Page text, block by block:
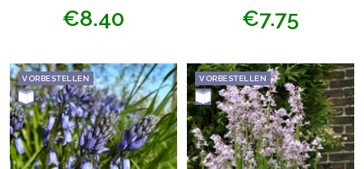
Angebotspreis
€8.40
Angebotspreis
€7.75
VORBESTELLEN VORBESTELLEN